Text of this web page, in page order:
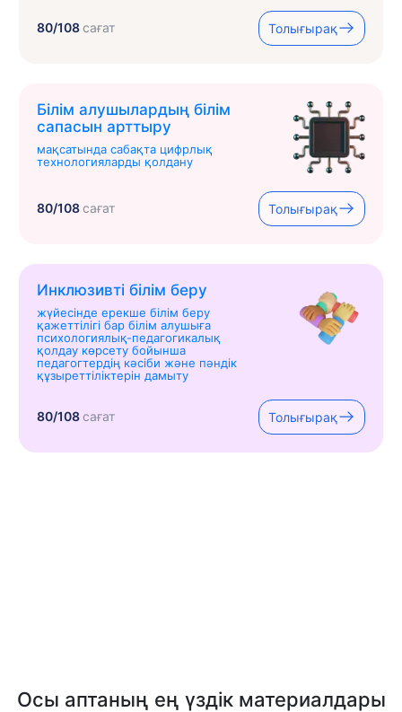
80/108сағат Толығырақ
Білім алушылардың білім
сапасын арттыру
мақсатында сабақта цифрлық
технологияларды қолдану
80/108сағат Толығырақ
Инклюзивті білім беру
жүйесінде ерекше білім беру
қажеттілігі бар білім алушыға
психологиялық-педагогикалық
қолдау көрсету бойынша
педагогтердің кәсіби және пәндік
құзыреттіліктерін дамыту
80/108сағат Толығырақ
Осы аптаның ең үздік материалдары